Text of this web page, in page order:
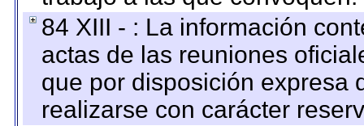
84 XIII - : La información
actas de las reuniones
que por disposición expresa
realizarse con carácter